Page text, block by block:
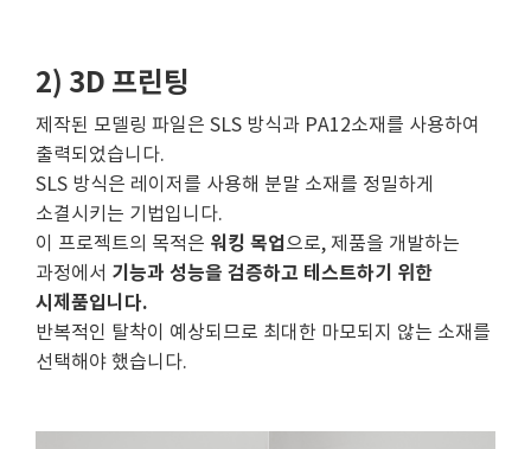
2) 3D 프린팅
제작된 모델링 파일은 SLS 방식과 PA12소재를 사용하여
출력되었습니다.
SLS 방식은 레이저를 사용해 분말 소재를 정밀하게
소결시키는 기법입니다.
이 프로젝트의 목적은 워킹 목업 으로, 제품을 개발하는
과정에서 기능과 성능을 검증하고 테스트하기 위한
시제품입니다.
반복적인 탈착이 예상되므로 최대한 마모되지 않는 소재를
선택해야 했습니다.